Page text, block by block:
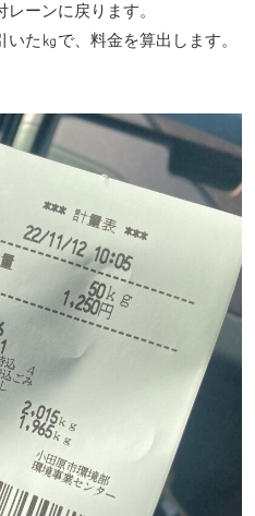
ーンに戻ります。
た㎏で、料金を算出します。